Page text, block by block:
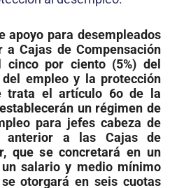
apoyo para desempleados
Cajas de Compensación
cinco por ciento (5%) del
empleo y la protección
trata el artículo 6o de la
un régimen de
para jefes cabeza de
anterior a las Cajas de
que se concretará en un
salario y medio mínimo
otorgará en seis cuotas